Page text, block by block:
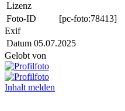
Lizenz
Foto-ID
[pc-foto:78413]
Exif
Datum 05.07.2025
Gelobt von
Inhalt melden